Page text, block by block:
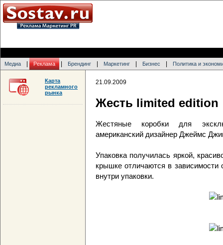
Медиа Реклама Брендинг Маркетинг Бизнес Политика и
21.09.2009
Жесть limited edition
Жестяные коробки для
американский дизайнер Джеймс
Упаковка получилась яркой,
крышке отличаются в зависимости
внутри упаковки.
Карта
рекламного
рынка